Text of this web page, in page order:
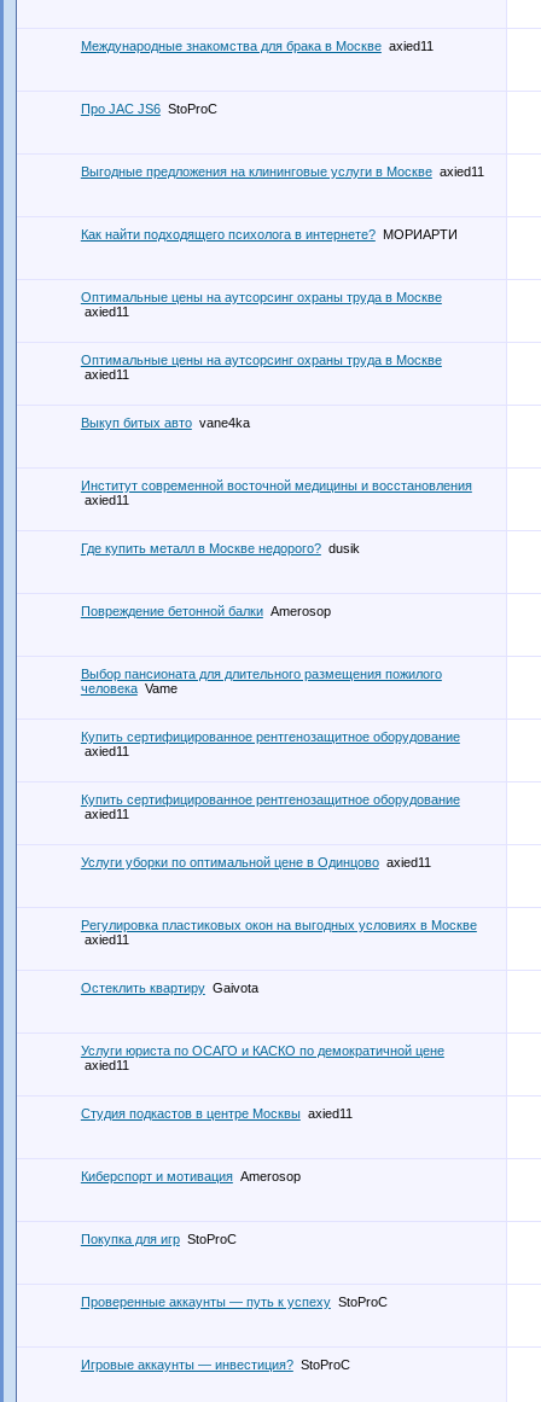
Международные знакомства для брака в Москве axied11
Про JAC JS6 StoProC
Выгодные предложения на клининговые услуги в Москве axied11
Как найти подходящего психолога в интернете? МОРИАРТИ
Оптимальные цены на аутсорсинг охраны труда в Москве
axied11
Оптимальные цены на аутсорсинг охраны труда в Москве
axied11
Выкуп битых авто vane4ka
Институт современной восточной медицины и восстановления
axied11
Где купить металл в Москве недорого? dusik
Повреждение бетонной балки Amerosop
Выбор пансионата для длительного размещения пожилого
человека Vame
Купить сертифицированное рентгенозащитное оборудование
axied11
Купить сертифицированное рентгенозащитное оборудование
axied11
Услуги уборки по оптимальной цене в Одинцово axied11
Регулировка пластиковых окон на выгодных условиях в Москве
axied11
Остеклить квартиру Gaivota
Услуги юриста по ОСАГО и КАСКО по демократичной цене
axied11
Студия подкастов в центре Москвы axied11
Киберспорт и мотивация Amerosop
Покупка для игр StoProC
Проверенные аккаунты — путь к успеху StoProC
Игровые аккаунты — инвестиция? StoProC